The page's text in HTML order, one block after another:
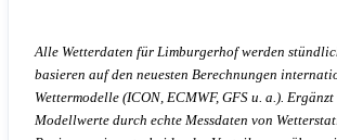
Alle Wetterdaten für Limburgerhof werden
basieren auf den neuesten Berechnungen
Wettermodelle (ICON, ECMWF, GFS u. a.).
Modellwerte durch echte Messdaten von